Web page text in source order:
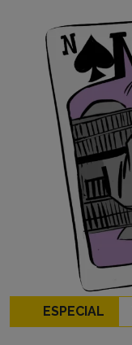
ESPECIAL